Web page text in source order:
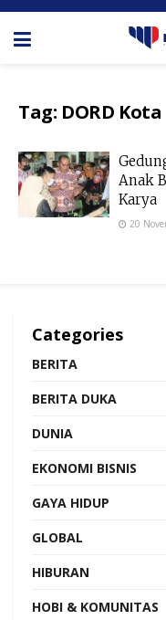
Tag: DORD
Anak
Karya
20
Categories
BERITA
BERITA DUKA
DUNIA
EKONOMI BISNIS
GAYA HIDUP
GLOBAL
HIBURAN
HOBI & KOMUNITAS